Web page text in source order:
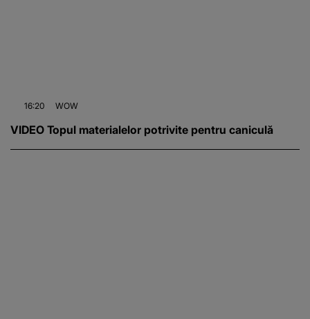
16:20 WOW
VIDEO Topul materialelor potrivite pentru caniculă